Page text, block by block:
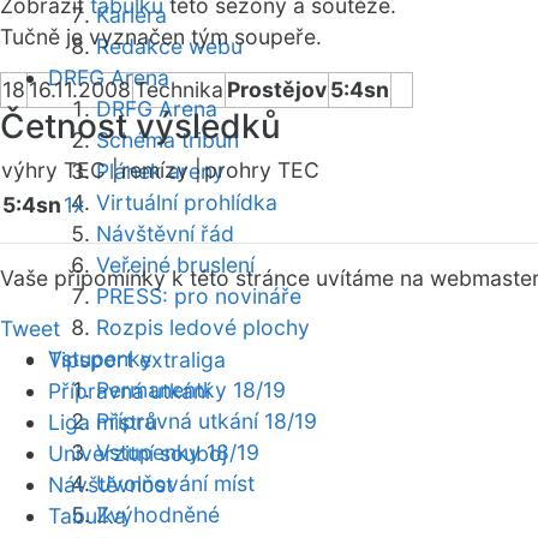
Kariéra
Redakce webu
DRFG Arena
DRFG Arena
Schéma tribun
Plánek areny
Virtuální prohlídka
Návštěvní řád
Veřejné bruslení
PRESS: pro novináře
Rozpis ledové plochy
Vstupenky
Permanentky 18/19
Přípravná utkání 18/19
Vstupenky 18/19
Uvolňování míst
Zvýhodněné
Zobrazit tabulku této sezóny a soutěže.
Tučně je vyznačen tým soupeře.
1816.11.2008Technika Prostějov5:4sn
Četnost výsledků
výhry TEC |remízy |prohry TEC
5:4sn1x
Vaše připomínky k této stránce uvítáme na webmaster
Tweet
Tipsport extraliga
Přípravná utkání
Liga mistrů
Univerzitní souboj
Návštěvnost
Tabulka